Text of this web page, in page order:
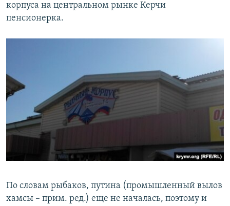
корпуса на центральном рынке Керчи
пенсионерка.
По словам рыбаков, путина (промышленный вылов
хамсы – прим. ред.) еще не началась, поэтому и